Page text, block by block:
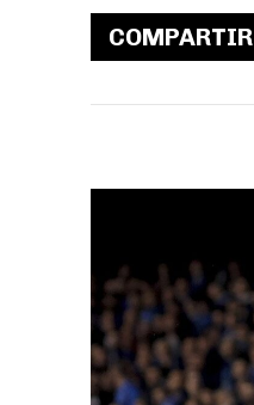
COMPARTIR